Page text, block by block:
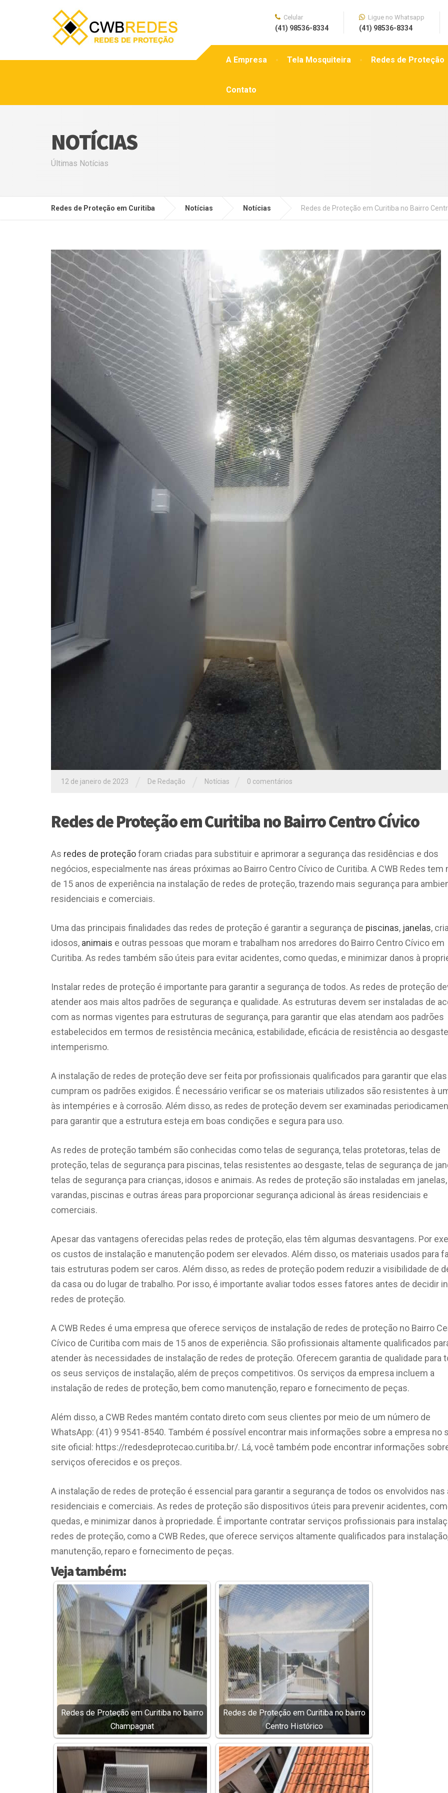
A Empresa Tela Mosquiteira Redes de Proteção
Contato
Celular
(41) 98536-8334
Ligue no Whatsapp
(41) 98536-8334
NOTÍCIAS
Últimas Notícias
Redes de Proteção em Curitiba Notícias Notícias Redes de Proteção em Curitiba no Bairro
12 de janeiro de 2023 De Redação Notícias 0 comentários
Redes de Proteção em Curitiba no Bairro Centro Cívico
As redes de proteçãoforam criadas para substituir e aprimorar a segurança das residências e dos
negócios, especialmente nas áreas próximas ao Bairro Centro Cívico de Curitiba. A CWB Redes tem
de 15 anos de experiência na instalação de redes de proteção, trazendo mais segurança para
residenciais e comerciais.
Uma das principais finalidades das redes de proteção é garantir a segurança de piscinas, janelas,
idosos, animais e outras pessoas que moram e trabalham nos arredores do Bairro Centro Cívico em
Curitiba. As redes também são úteis para evitar acidentes, como quedas, e minimizar danos à
Instalar redes de proteção é importante para garantir a segurança de todos. As redes de proteção
atender aos mais altos padrões de segurança e qualidade. As estruturas devem ser instaladas de
com as normas vigentes para estruturas de segurança, para garantir que elas atendam aos padrões
estabelecidos em termos de resistência mecânica, estabilidade, eficácia de resistência ao
intemperismo.
A instalação de redes de proteção deve ser feita por profissionais qualificados para garantir que elas
cumpram os padrões exigidos. É necessário verificar se os materiais utilizados são resistentes à
às intempéries e à corrosão. Além disso, as redes de proteção devem ser examinadas
para garantir que a estrutura esteja em boas condições e segura para uso.
As redes de proteção também são conhecidas como telas de segurança, telas protetoras, telas de
proteção, telas de segurança para piscinas, telas resistentes ao desgaste, telas de segurança de
telas de segurança para crianças, idosos e animais. As redes de proteção são instaladas em janelas,
varandas, piscinas e outras áreas para proporcionar segurança adicional às áreas residenciais e
comerciais.
Apesar das vantagens oferecidas pelas redes de proteção, elas têm algumas desvantagens. Por
os custos de instalação e manutenção podem ser elevados. Além disso, os materiais usados para
tais estruturas podem ser caros. Além disso, as redes de proteção podem reduzir a visibilidade de
da casa ou do lugar de trabalho. Por isso, é importante avaliar todos esses fatores antes de decidir
redes de proteção.
A CWB Redes é uma empresa que oferece serviços de instalação de redes de proteção no Bairro
Cívico de Curitiba com mais de 15 anos de experiência. São profissionais altamente qualificados
atender às necessidades de instalação de redes de proteção. Oferecem garantia de qualidade para
os seus serviços de instalação, além de preços competitivos. Os serviços da empresa incluem a
instalação de redes de proteção, bem como manutenção, reparo e fornecimento de peças.
Além disso, a CWB Redes mantém contato direto com seus clientes por meio de um número de
WhatsApp: (41) 9 9541-8540. Também é possível encontrar mais informações sobre a empresa no
site oficial: https://redesdeprotecao.curitiba.br/. Lá, você também pode encontrar informações
serviços oferecidos e os preços.
A instalação de redes de proteção é essencial para garantir a segurança de todos os envolvidos nas
residenciais e comerciais. As redes de proteção são dispositivos úteis para prevenir acidentes,
quedas, e minimizar danos à propriedade. É importante contratar serviços profissionais para
redes de proteção, como a CWB Redes, que oferece serviços altamente qualificados para
manutenção, reparo e fornecimento de peças.
Veja também:
Redes de Proteção em Curitiba no bairro
Champagnat
Redes de Proteção em Curitiba no bairro
Centro Histórico